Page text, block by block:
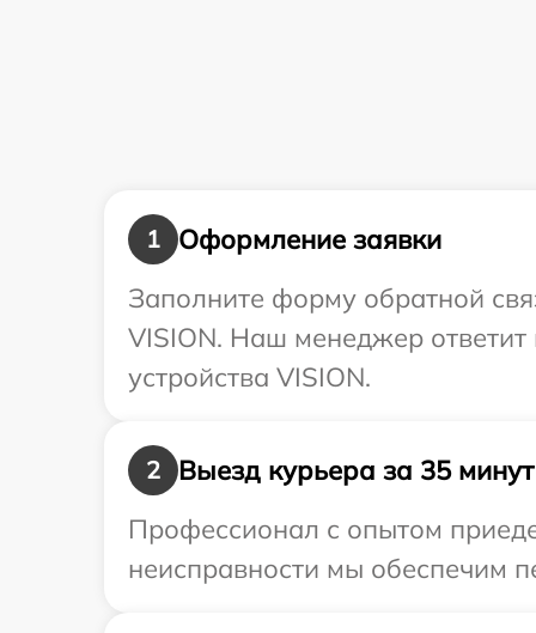
1
Оформление заявки
Заполните форму обратной
VISION. Наш менеджер
устройства VISION.
2
Выезд курьера за 35 минут
Профессионал с опытом
неисправности мы обеспечим